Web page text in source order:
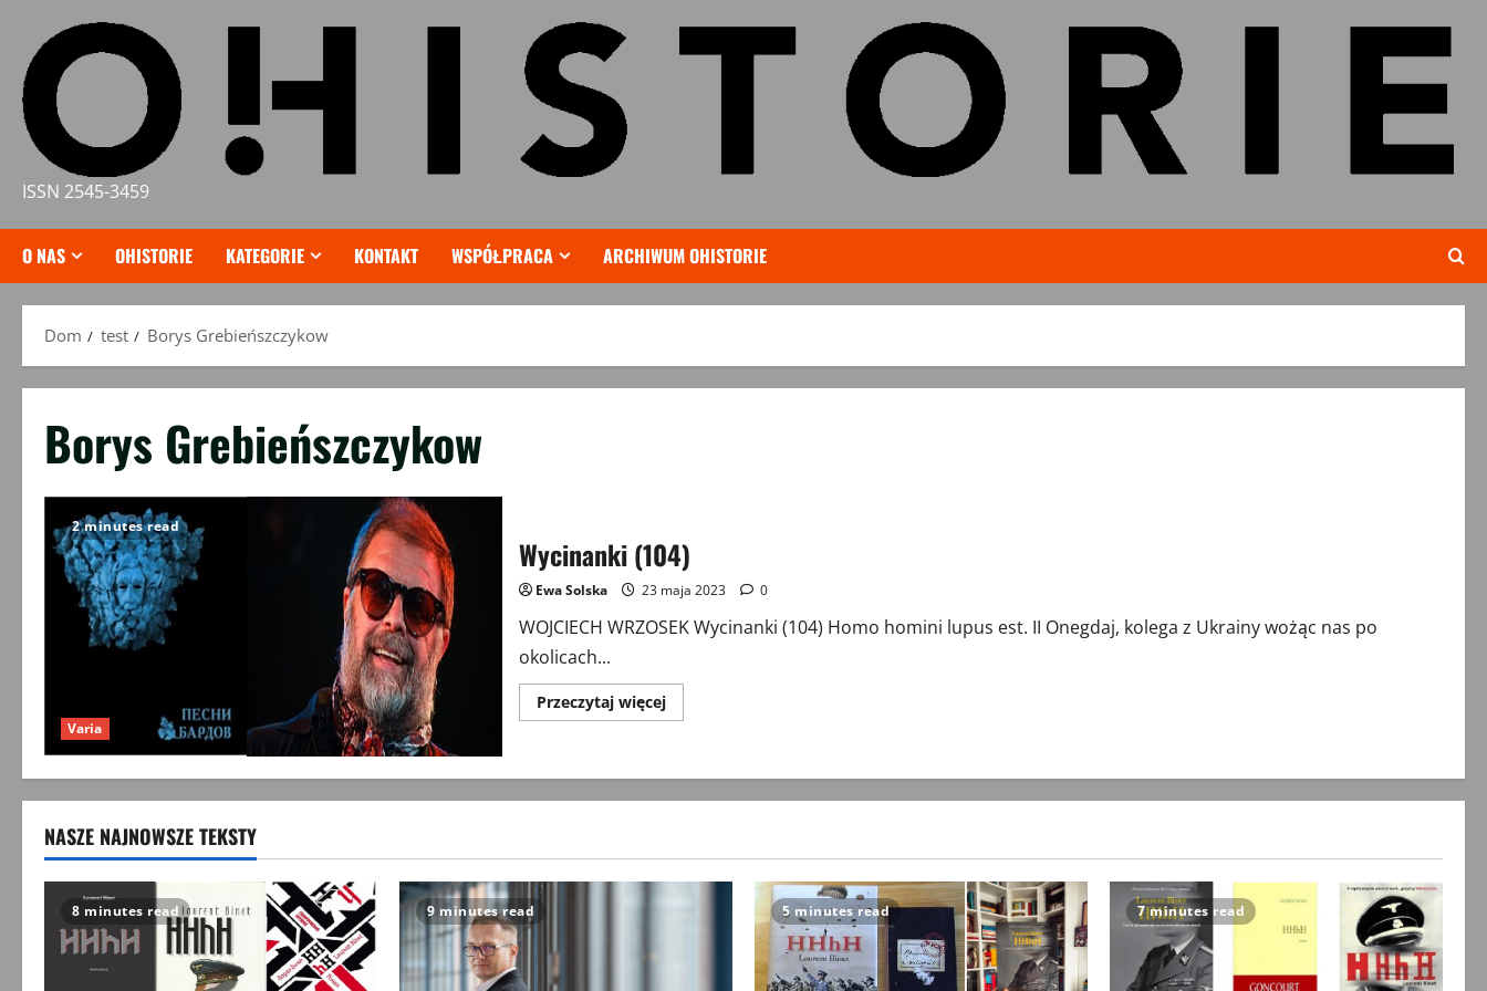
treści
ISSN 2545-3459
O NAS OHISTORIE KATEGORIE KONTAKT WSPÓŁPRACA ARCHIWUM OHISTORIE
Dom test Borys Grebieńszczykow
Borys Grebieńszczykow
2 minutes read
Varia
Wycinanki (104)
Ewa Solska 23 maja 2023 0
WOJCIECH WRZOSEK Wycinanki (104) Homo homini lupus est. II Onegdaj, kolega z Ukrainy wożąc nas po
okolicach...
Przeczytaj więcejPrzeczytaj
więcej
NASZE NAJNOWSZE TEKSTY
8 minutes read 9 minutes read 5 minutes read 7 minutes read